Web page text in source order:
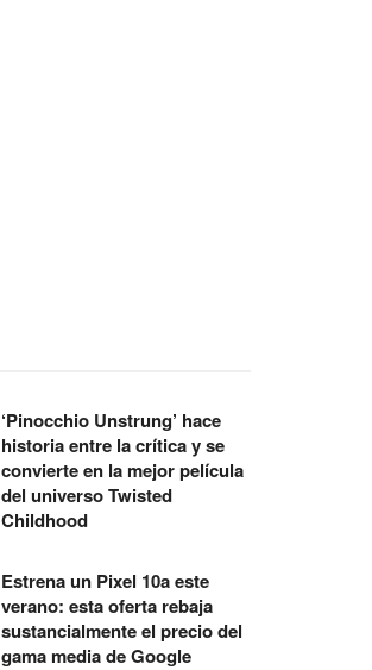
‘Pinocchio Unstrung’ hace
historia entre la crítica y se
convierte en la mejor película
del universo Twisted
Childhood
Estrena un Pixel 10a este
verano: esta oferta rebaja
sustancialmente el precio del
gama media de Google